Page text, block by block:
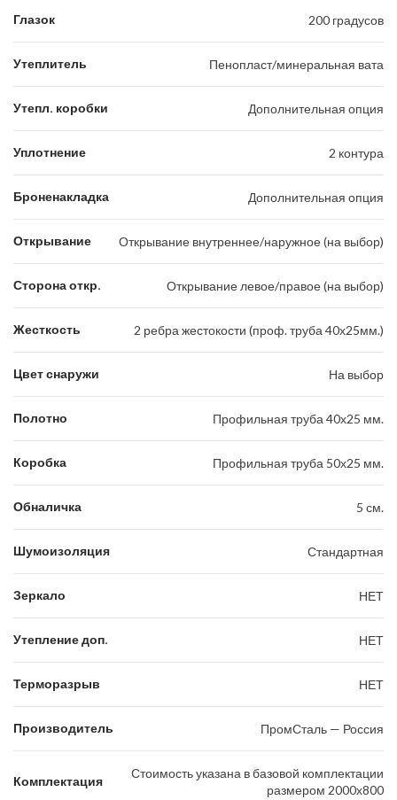
Глазок 200 градусов
Утеплитель Пенопласт/минеральная вата
Утепл. коробки Дополнительная опция
Уплотнение 2 контура
Броненакладка Дополнительная опция
Открывание Открывание внутреннее/наружное (на выбор)
Сторона откр. Открывание левое/правое (на выбор)
Жесткость 2 ребра жестокости (проф. труба 40х25мм.)
Цвет снаружи На выбор
Полотно Профильная труба 40х25 мм.
Коробка Профильная труба 50х25 мм.
Обналичка 5 см.
Шумоизоляция Стандартная
Зеркало НЕТ
Утепление доп. НЕТ
Терморазрыв НЕТ
Производитель ПромСталь — Россия
Комплектация
Стоимость указана в базовой комплектации
размером 2000х800